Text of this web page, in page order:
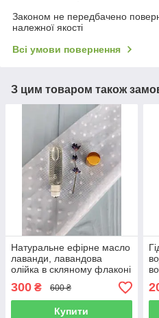
Законом не передбачено
належної якості
Всі умови повернення
З цим товаром також
Натуральне ефірне масло
лаванди, лавандова
олійка в скляному флаконі
роллері, олія лаванди
лікарської, 6 мл
300 ₴ 600 ₴
Купити